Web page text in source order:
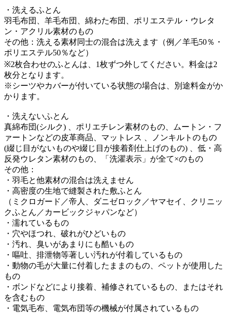
・洗えるふとん
羽毛布団、羊毛布団、綿わた布団、ポリエステル・ウレタ
ン・アクリル素材のもの
その他：洗える素材同士の混合は洗えます（例／羊毛50％・
ポリエステル50％など）
※2枚合わせのふとんは、1枚ずつ外してください。料金は2
枚分となります。
※シーツやカバーが付いている状態の場合は、別途料金がか
かります。
・洗えないふとん
真綿布団(シルク) 、ポリエチレン素材のもの、ムートン・フ
ァートンなどの皮革商品、マットレス 、ノンキルトのもの
(綴じ目がないものや綴じ目が接着剤仕上げのもの) 、低・高
反発ウレタン素材のもの、「洗濯表示」が全て×のもの
その他：
・羽毛と他素材の混合は洗えません
・高密度の生地で縫製された敷ふとん
（ミクロガード／帝人、ダニゼロック／ヤマセイ、クリニッ
クふとん／カービックジャパンなど）
・濡れているもの
・穴やほつれ、破れがひどいもの
・汚れ、臭いがあまりにも酷いもの
・嘔吐、排泄物等著しい汚れが付着しているもの
・動物の毛が大量に付着したままのもの、ペットが使用した
もの
・ボンドなどにより接着、補修されているもの、またはそれ
を含むもの
・電気毛布、電気布団等の機械が付属されているもの